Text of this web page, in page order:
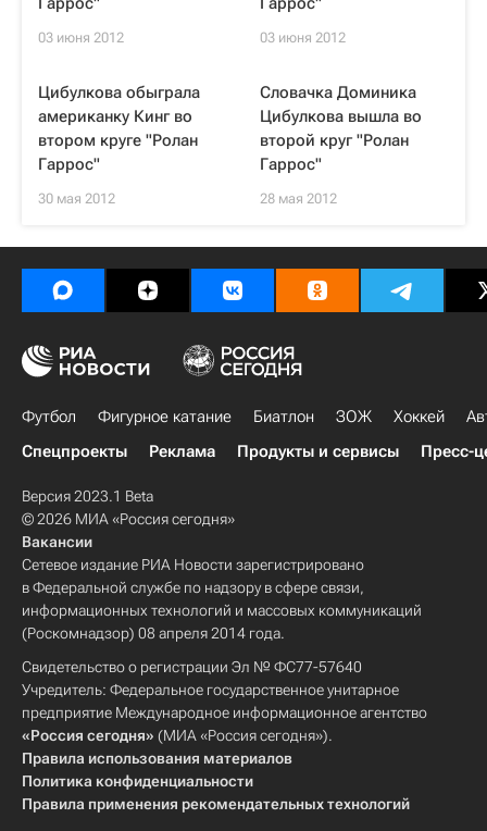
03 июня 2012 03 июня 2012
Цибулкова обыграла
американку Кинг во
втором круге "Ролан
Гаррос"
30 мая 2012
Словачка Доминика
Цибулкова вышла во
второй круг "Ролан
Гаррос"
28 мая 2012
Футбол Фигурное катание Биатлон ЗОЖ Хоккей
Спецпроекты
Реклама Продукты и сервисы Пресс-
Версия 2023.1 Beta
© 2026 МИА «Россия сегодня»
Вакансии
Сетевое издание РИА Новости зарегистрировано
в Федеральной службе по надзору в сфере связи,
информационных технологий и массовых коммуникаций
(Роскомнадзор) 08 апреля 2014 года.
Свидетельство о регистрации Эл № ФС77-57640
Учредитель: Федеральное государственное унитарное
предприятие Международное информационное агентство
«Россия сегодня» (МИА «Россия сегодня»).
Правила использования материалов
Политика конфиденциальности
Правила применения рекомендательных технологий